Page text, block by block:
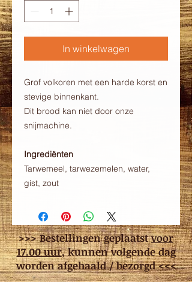
In winkelwagen
Grof volkoren met een harde korst en
stevige binnenkant.
Dit brood kan niet door onze
snijmachine.
Ingrediënten
Tarwemeel, tarwezemelen, water,
gist, zout
>>> Bestellingen geplaatstvoor
17.00 uur, kunnen volgende dag
worden afgehaald / bezorgd <<<